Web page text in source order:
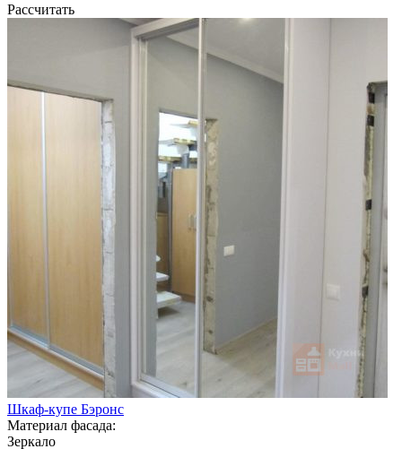
Рассчитать
Шкаф-купе Бэронс
Материал фасада:
Зеркало